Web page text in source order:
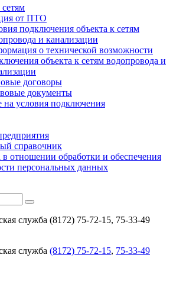
от ПТО
подключения объекта к сетям
и канализации
о технической возможности
объекта к сетям водопровода и
договоры
документы
на условия подключения
справочник
отношении обработки и обеспечения
персональных данных
служба (8172) 75-72-15, 75-33-49
служба (8172) 75-72-15, 75-33-49